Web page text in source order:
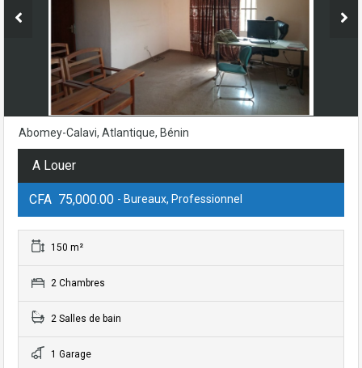
Abomey-Calavi, Atlantique, Bénin
A Louer
CFA 75,000.00 - Bureaux, Professionnel
150 m²
2 Chambres
2 Salles de bain
1 Garage